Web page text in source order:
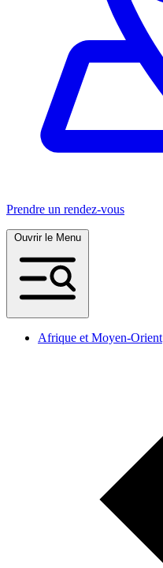
Prendre un rendez-vous
Afrique et Moyen-Orient